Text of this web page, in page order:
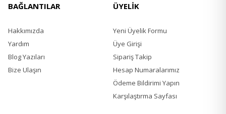
BAĞLANTILAR
Hakkımızda
Yardım
Blog Yazıları
Bize Ulaşın
ÜYELİK
Yeni Üyelik Formu
Üye Girişi
Sipariş Takip
Hesap Numaralarımız
Ödeme Bildirimi Yapın
Karşılaştırma Sayfası